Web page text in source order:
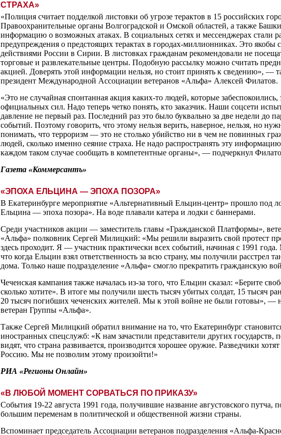
СТРАХА»
«Полиция считает подделкой листовки об угрозе терактов в 15 российских
Правоохранительные органы Волгоградской и Омской областей, а также
информацию о возможных атаках. В социальных сетях и мессенджерах стали
предупреждения о предстоящих терактах в городах-миллионниках. Это якобы
действиями России в Сирии. В листовках гражданам рекомендовали не
торговые и развлекательные центры. Подобную рассылку можно считать
акцией. Доверять этой информации нельзя, но стоит принять к сведению», —
президент Международной Ассоциации ветеранов «Альфа» Алексей Филатов.
«Это не случайная спонтанная акция каких-то людей, которые забеспокоились,
официальных сил. Надо теперь четко понять, кто заказчик. Наши соцсети
давление не первый раз. Последний раз это было буквально за две недели до
событий. Поэтому говорить, что этому нельзя верить, наверное, нельзя, но
понимать, что терроризм — это не столько убийство ни в чем не повинных
людей, сколько именно сеяние страха. Не надо распространять эту
каждом таком случае сообщать в компетентные органы», — подчеркнул
Газета «Коммерсантъ»
«ЭПОХА ЕЛЬЦИНА — ЭПОХА ПОЗОРА»
В Екатеринбурге мероприятие «Альтернативный Ельцин-центр» прошло под
Ельцина — эпоха позора». На воде плавали катера и лодки с баннерами.
Среди участников акции — заместитель главы «Гражданской Платформы»,
«Альфа» полковник Сергей Милицкий: «Мы решили выразить свой протест
здесь проходит. Я — участник практически всех событий, начиная с 1991 года.
что когда Ельцин взял ответственность за всю страну, мы получили расстрел
дома. Только наше подразделение «Альфа» смогло прекратить гражданскую
Чеченская кампания также началась из-за того, что Ельцин сказал: «Берите
сколько хотите». В итоге мы получили шесть тысяч убитых солдат, 15 тысяч
20 тысяч погибших чеченских жителей. Мы к этой войне не были готовы», —
ветеран Группы «Альфа».
Также Сергей Милицкий обратил внимание на то, что Екатеринбург
иностранных спецслужб: «К нам зачастили представители других государств,
видят, что страна развивается, производится хорошее оружие. Разведчики
Россию. Мы не позволим этому произойти!»
РИА «Регионы Онлайн»
«В ЛЮБОЙ МОМЕНТ СОРВАТЬСЯ ПО ПРИКАЗУ»
События 19-22 августа 1991 года, получившие название августовского путча,
большим переменам в политической и общественной жизни страны.
Вспоминает председатель Ассоциации ветеранов подразделения «Альфа-